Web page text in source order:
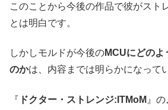
このことから今後の作品で彼がスト
とは明白です。
しかしモルドが今後のMCUにどの
のかは、内容までは明らかになって
『 ドクター・ストレンジ:ITMoM 』の